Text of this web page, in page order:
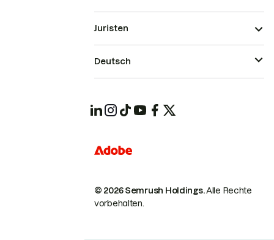
© 2026 Semrush Holdings.Alle Rechte
vorbehalten.
Juristen
Deutsch